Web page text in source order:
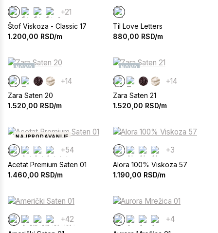
+21
Štof Viskoza - Classic 17
1.200,00 RSD/m
Til Love Letters
880,00 RSD/m
NOVO
+14
Zara Saten 20
1.520,00 RSD/m
NOVO
+14
Zara Saten 21
1.520,00 RSD/m
NAJPRODAVANIJE
+54
Acetat Premium Saten 01
1.460,00 RSD/m
+3
Alora 100% Viskoza 57
1.190,00 RSD/m
+42 +4